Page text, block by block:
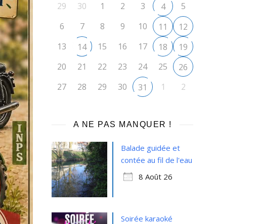
29 30 1 2 3 4
5
6
7 8 9 10 11
12
13
14 15 16 17 18
19
20
21 22 23 24 25
26
27
28 29 30 31 1 2
A NE PAS MANQUER !
Balade guidée et
contée au fil de l'eau
8 Août 26
Soirée karaoké